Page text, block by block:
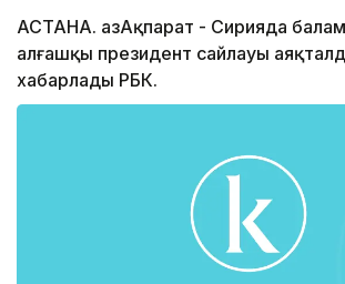
АСТАНА. ҚазАқпарат - Сирияда
алғашқы президент сайлауы
хабарлады РБК.